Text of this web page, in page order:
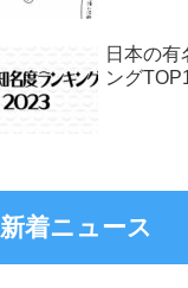
日本の有
ング
新着ニュース